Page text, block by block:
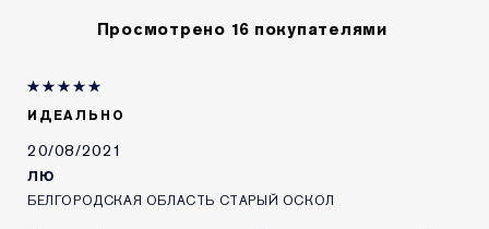
Глубокое очищение дважды в неделю
Протестировано дерматологами
Протестировано офтальмологами
Просмотрено 16 покупателями
ИДЕАЛЬНО
20/08/2021
ЛЮ
БЕЛГОРОДСКАЯ ОБЛАСТЬ СТАРЫЙ ОСКОЛ